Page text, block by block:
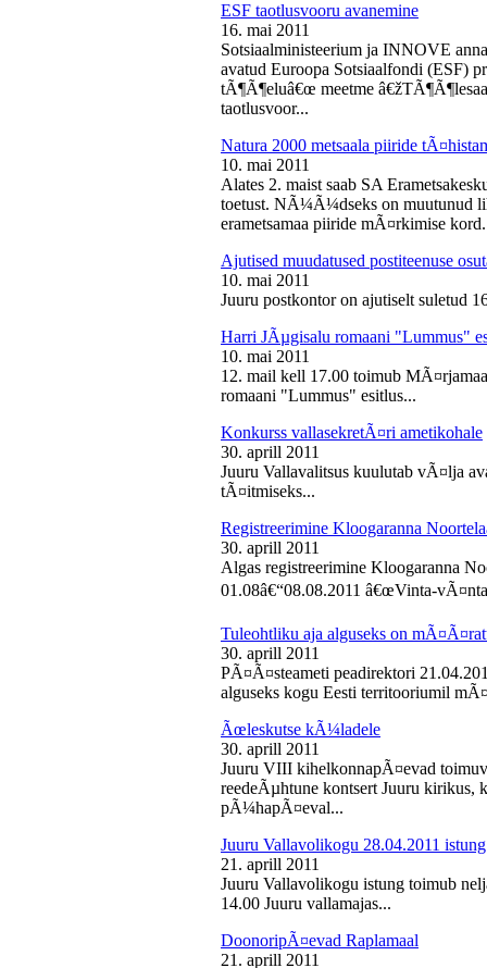
ESF taotlusvooru avanemine
16. mai 2011
Sotsiaalministeerium ja INNOVE
avatud Euroopa Sotsiaalfondi (ESF)
tÃ¶Ã¶eluâ€œ meetme
taotlusvoor...
Natura 2000 metsaala piiride
10. mai 2011
Alates 2. maist saab SA
toetust. NÃ¼Ã¼dseks on muutunud
erametsamaa piiride mÃ¤rkimise
Ajutised muudatused postiteenuse
10. mai 2011
Juuru postkontor on ajutiselt suletud
Harri JÃµgisalu romaani "Lummus"
10. mai 2011
12. mail kell 17.00 toimub
romaani "Lummus" esitlus...
Konkurss vallasekretÃ¤ri ametikohale
30. aprill 2011
Juuru Vallavalitsus kuulutab vÃ¤lja
tÃ¤itmiseks...
Registreerimine Kloogaranna
30. aprill 2011
Algas registreerimine Kloogaranna
01.08â€“08.08.2011 â€œVinta-
Tuleohtliku aja alguseks on
30. aprill 2011
PÃ¤Ã¤steameti peadirektori
alguseks kogu Eesti territooriumil
Ãœleskutse kÃ¼ladele
30. aprill 2011
Juuru VIII kihelkonnapÃ¤evad
reedeÃµhtune kontsert Juuru
pÃ¼hapÃ¤eval...
Juuru Vallavolikogu 28.04.2011 istung
21. aprill 2011
Juuru Vallavolikogu istung toimub
14.00 Juuru vallamajas...
DoonoripÃ¤evad Raplamaal
21. aprill 2011